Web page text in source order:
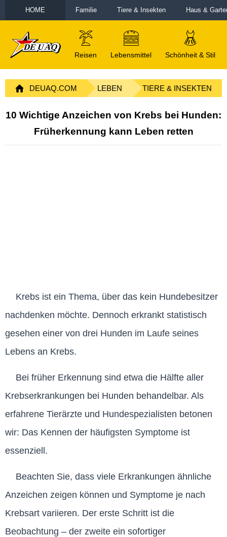
HOME Familie Tiere & Insekten Haus &
Reisen Lebensmittel Schönheit & Stil
DEUAQ.COM LEBEN TIERE & INSEKTEN
10 Wichtige Anzeichen von Krebs bei Hunden:
Früherkennung kann Leben retten
Krebs ist ein Thema, über das kein Hundebesitzer
nachdenken möchte. Dennoch erkrankt statistisch
gesehen einer von drei Hunden im Laufe seines
Lebens an Krebs.
Bei früher Erkennung sind etwa die Hälfte aller
Krebserkrankungen bei Hunden behandelbar. Als
erfahrene Tierärzte und Hundespezialisten betonen
wir: Das Kennen der häufigsten Symptome ist
essenziell.
Beachten Sie, dass viele Erkrankungen ähnliche
Anzeichen zeigen können und Symptome je nach
Krebsart variieren. Der erste Schritt ist die
Beobachtung – der zweite ein sofortiger